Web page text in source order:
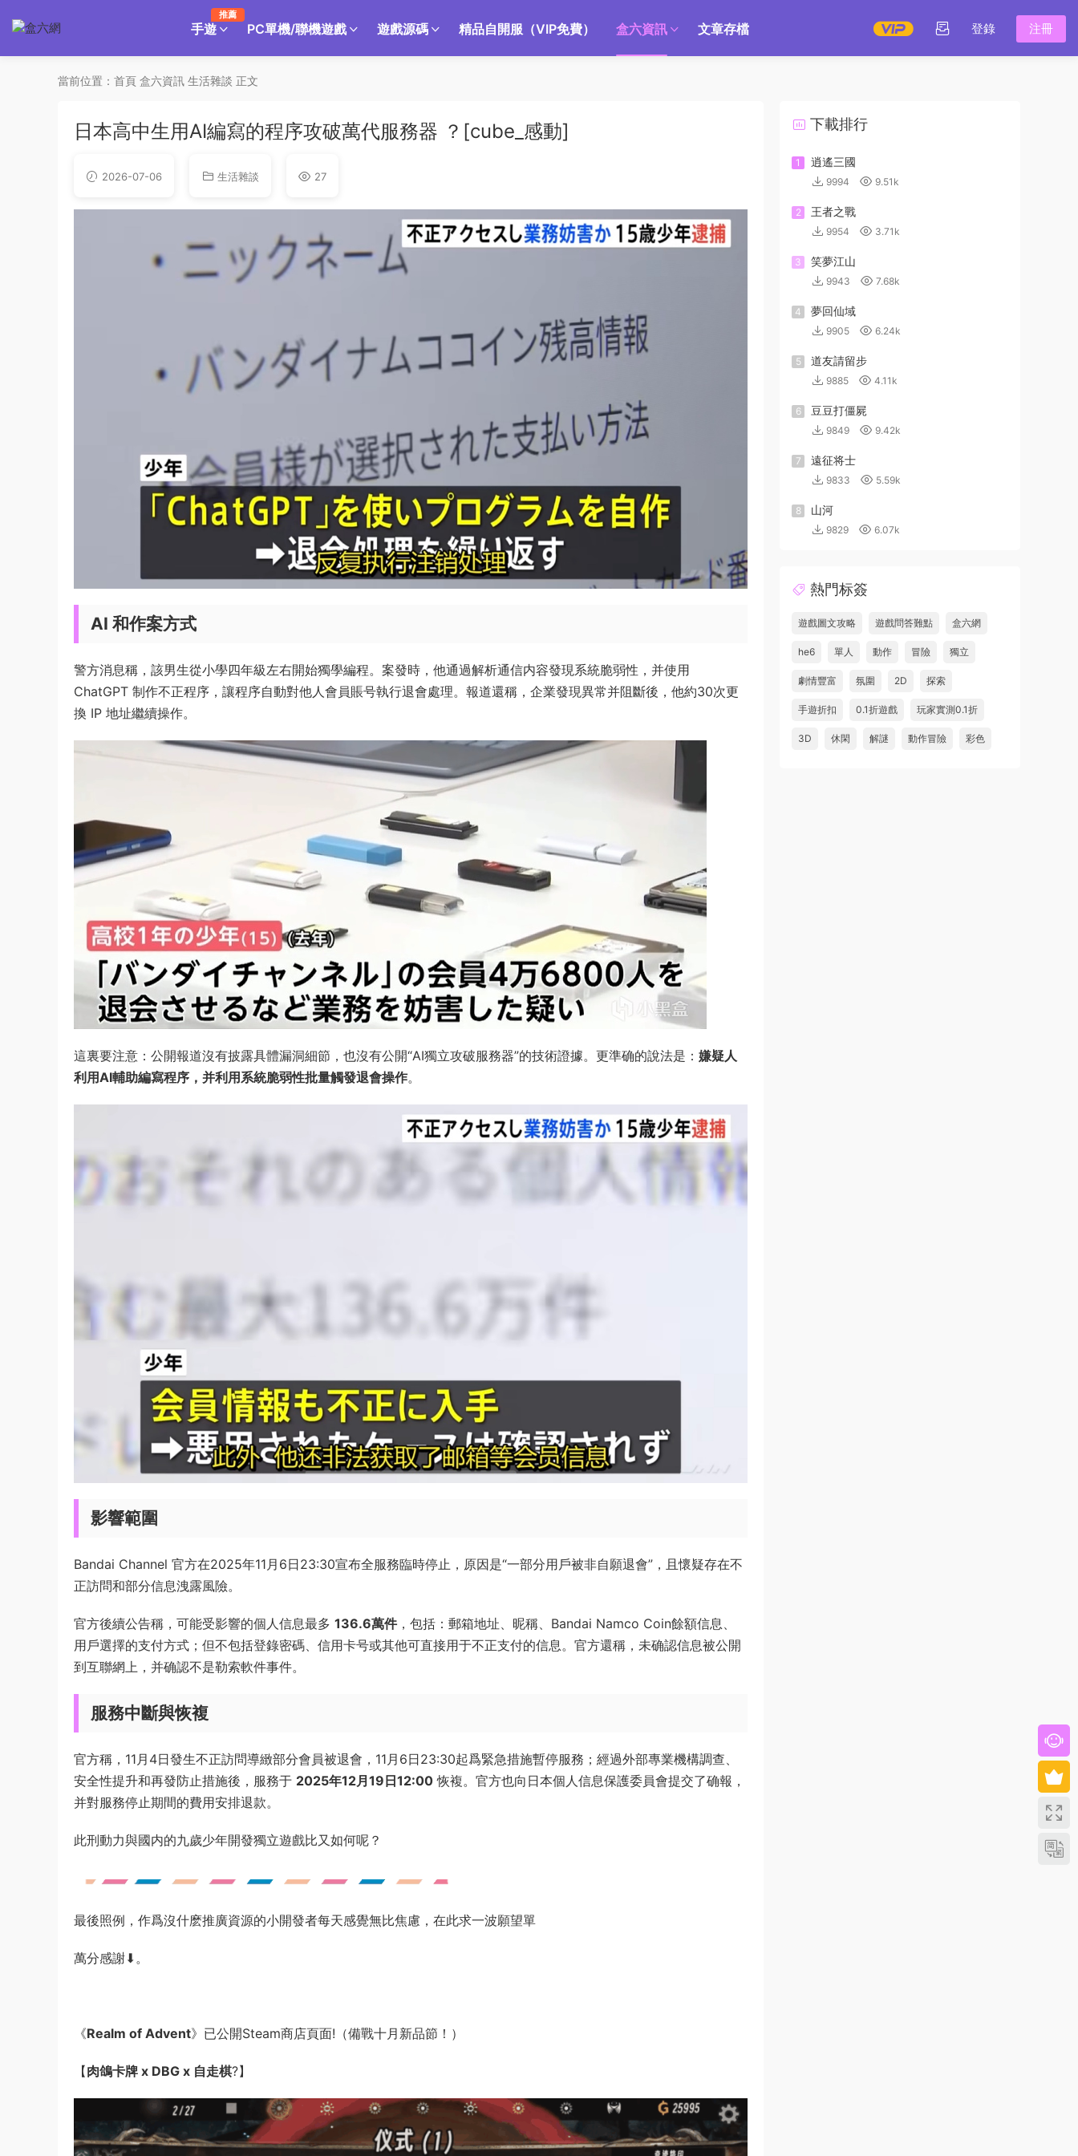
手遊
推薦
PC單機/聯機遊戲 遊戲源碼 精品自開服（VIP免費） 盒六資訊 文章存檔 登錄 注冊
當前位置： 首頁 盒六資訊 生活雜談 正文
日本高中生用AI編寫的程序攻破萬代服務器 ？[cube_感動]
2026-07-06 生活雜談 27
AI 和作案方式
警方消息稱，該男生從小學四年級左右開始獨學編程。案發時，他通過解析通信内容發現系統脆弱性，并使用
ChatGPT 制作不正程序，讓程序自動對他人會員賬号執行退會處理。報道還稱，企業發現異常并阻斷後，他約30次更
換 IP 地址繼續操作。
這裏要注意：公開報道沒有披露具體漏洞細節，也沒有公開“AI獨立攻破服務器”的技術證據。更準确的說法是： 嫌疑人
利用AI輔助編寫程序，并利用系統脆弱性批量觸發退會操作。
影響範圍
Bandai Channel 官方在2025年11月6日23:30宣布全服務臨時停止，原因是“一部分用戶被非自願退會”，且懷疑存在不
正訪問和部分信息洩露風險。
官方後續公告稱，可能受影響的個人信息最多 136.6萬件，包括：郵箱地址、昵稱、Bandai Namco Coin餘額信息、
用戶選擇的支付方式；但不包括登錄密碼、信用卡号或其他可直接用于不正支付的信息。官方還稱，未确認信息被公開
到互聯網上，并确認不是勒索軟件事件。
服務中斷與恢複
官方稱，11月4日發生不正訪問導緻部分會員被退會，11月6日23:30起爲緊急措施暫停服務；經過外部專業機構調查、
安全性提升和再發防止措施後，服務于 2025年12月19日12:00 恢複。官方也向日本個人信息保護委員會提交了确報，
并對服務停止期間的費用安排退款。
此刑動力與國内的九歲少年開發獨立遊戲比又如何呢？
最後照例，作爲沒什麽推廣資源的小開發者每天感覺無比焦慮，在此求一波願望單
萬分感謝⬇。
《Realm of Advent》已公開Steam商店頁面!（備戰十月新品節！）
【肉鴿卡牌 x DBG x 自走棋?】
下載排行
1 逍遙三國
9994 9.51k
2 王者之戰
9954 3.71k
3 笑夢江山
9943 7.68k
4 夢回仙域
9905 6.24k
5 道友請留步
9885 4.11k
6 豆豆打僵屍
9849 9.42k
7 遠征将士
9833 5.59k
8 山河
9829 6.07k
熱門标簽
遊戲圖文攻略 遊戲問答難點 盒六網
he6 單人 動作 冒險 獨立
劇情豐富 氛圍 2D 探索
手遊折扣 0.1折遊戲 玩家實測0.1折
3D 休閑 解謎 動作冒險 彩色